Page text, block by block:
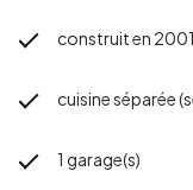
construit en 2001
cuisine séparée
1 garage(s)